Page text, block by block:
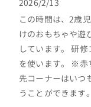
2026/2/13
この時間は、2歳
けのおもちゃや遊
しています。 研修
を使います。 ※赤
先コーナーはいつ
うことができます。